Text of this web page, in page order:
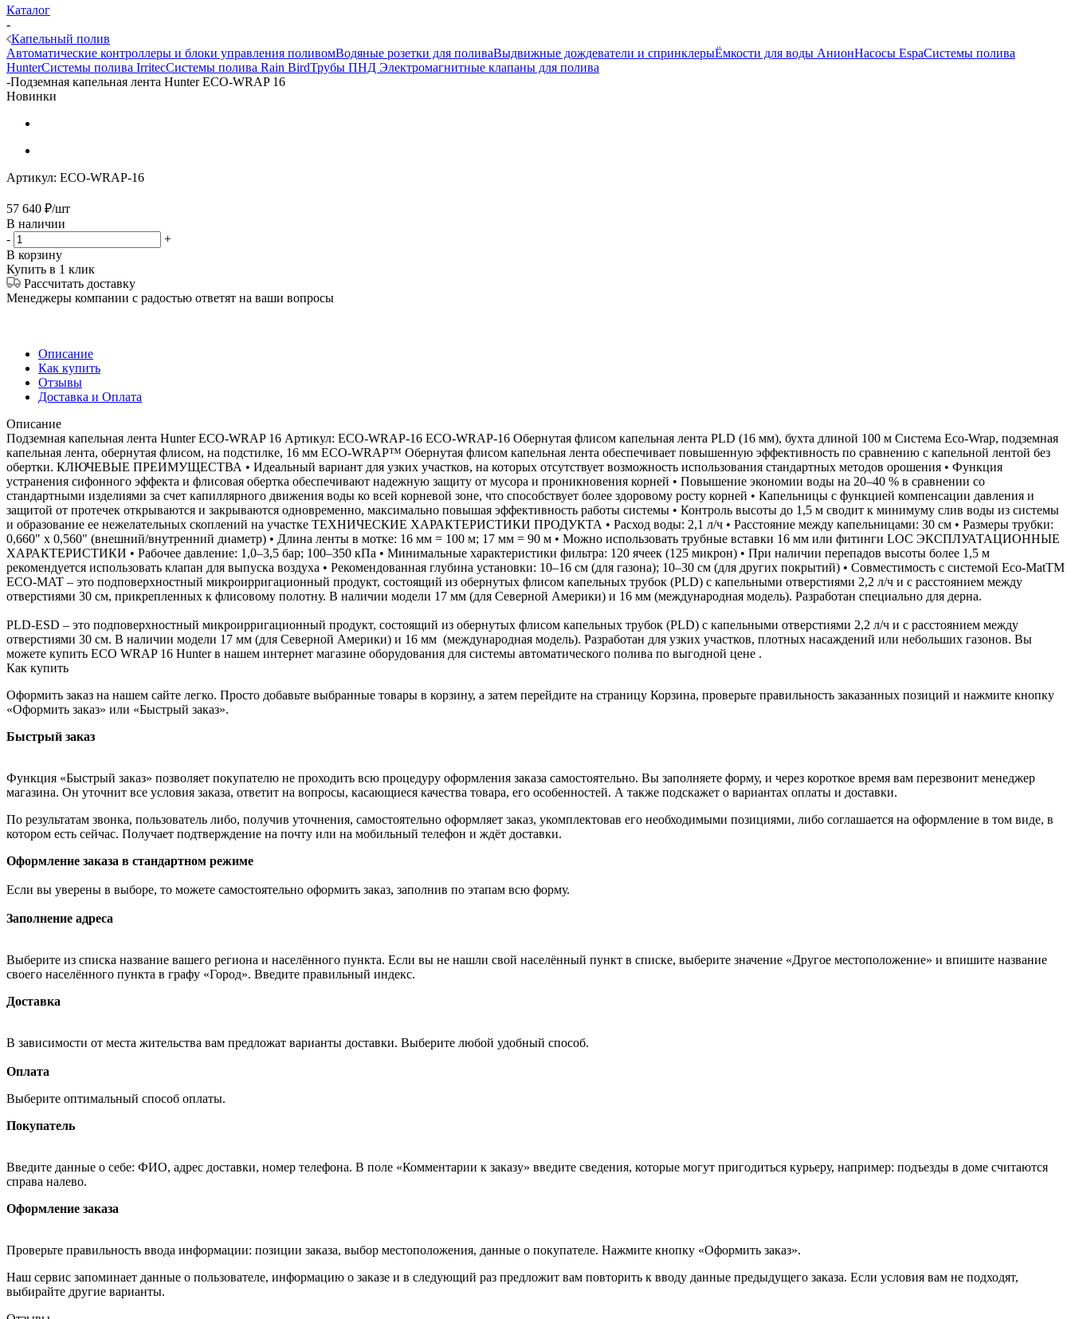
Каталог
-
Капельный полив
Автоматические контроллеры и блоки управления поливомВодяные розетки для поливаВыдвижные дождеватели и спринклерыЁмкости для воды АнионНасосы EspaСистемы полива
HunterСистемы полива IrritecСистемы полива Rain BirdТрубы ПНД Электромагнитные клапаны для полива
-Подземная капельная лента Hunter ECO-WRAP 16
Новинки
Артикул: ECO-WRAP-16
57 640 ₽/шт
В наличии
-
+
В корзину
Купить в 1 клик
Рассчитать доставку
Менеджеры компании с радостью ответят на ваши вопросы
Описание
Как купить
Отзывы
Доставка и Оплата
Описание
Подземная капельная лента Hunter ECO-WRAP 16 Артикул: ECO-WRAP-16 ECO-WRAP-16 Обернутая флисом капельная лента PLD (16 мм), бухта длиной 100 м Система Eco-Wrap, подземная
капельная лента, обернутая флисом, на подстилке, 16 мм ECO-WRAP™ Обернутая флисом капельная лента обеспечивает повышенную эффективность по сравнению с капельной лентой без
обертки. КЛЮЧЕВЫЕ ПРЕИМУЩЕСТВА • Идеальный вариант для узких участков, на которых отсутствует возможность использования стандартных методов орошения • Функция
устранения сифонного эффекта и флисовая обертка обеспечивают надежную защиту от мусора и проникновения корней • Повышение экономии воды на 20–40 % в сравнении со
стандартными изделиями за счет капиллярного движения воды ко всей корневой зоне, что способствует более здоровому росту корней • Капельницы с функцией компенсации давления и
защитой от протечек открываются и закрываются одновременно, максимально повышая эффективность работы системы • Контроль высоты до 1,5 м сводит к минимуму слив воды из системы
и образование ее нежелательных скоплений на участке ТЕХНИЧЕСКИЕ ХАРАКТЕРИСТИКИ ПРОДУКТА • Расход воды: 2,1 л/ч • Расстояние между капельницами: 30 см • Размеры трубки:
0,660" x 0,560" (внешний/внутренний диаметр) • Длина ленты в мотке: 16 мм = 100 м; 17 мм = 90 м • Можно использовать трубные вставки 16 мм или фитинги LOC ЭКСПЛУАТАЦИОННЫЕ
ХАРАКТЕРИСТИКИ • Рабочее давление: 1,0–3,5 бар; 100–350 кПа • Минимальные характеристики фильтра: 120 ячеек (125 микрон) • При наличии перепадов высоты более 1,5 м
рекомендуется использовать клапан для выпуска воздуха • Рекомендованная глубина установки: 10–16 см (для газона); 10–30 см (для других покрытий) • Совместимость с системой Eco-MatTM
ECO-MAT – это подповерхностный микроирригационный продукт, состоящий из обернутых флисом капельных трубок (PLD) с капельными отверстиями 2,2 л/ч и с расстоянием между
отверстиями 30 см, прикрепленных к флисовому полотну. В наличии модели 17 мм (для Северной Америки) и 16 мм (международная модель). Разработан специально для дерна.
PLD-ESD – это подповерхностный микроирригационный продукт, состоящий из обернутых флисом капельных трубок (PLD) с капельными отверстиями 2,2 л/ч и с расстоянием между
отверстиями 30 см. В наличии модели 17 мм (для Северной Америки) и 16 мм (международная модель). Разработан для узких участков, плотных насаждений или небольших газонов. Вы
можете купить ECO WRAP 16 Hunter в нашем интернет магазине оборудования для системы автоматического полива по выгодной цене .
Как купить
Оформить заказ на нашем сайте легко. Просто добавьте выбранные товары в корзину, а затем перейдите на страницу Корзина, проверьте правильность заказанных позиций и нажмите кнопку
«Оформить заказ» или «Быстрый заказ».
Быстрый заказ
Функция «Быстрый заказ» позволяет покупателю не проходить всю процедуру оформления заказа самостоятельно. Вы заполняете форму, и через короткое время вам перезвонит менеджер
магазина. Он уточнит все условия заказа, ответит на вопросы, касающиеся качества товара, его особенностей. А также подскажет о вариантах оплаты и доставки.
По результатам звонка, пользователь либо, получив уточнения, самостоятельно оформляет заказ, укомплектовав его необходимыми позициями, либо соглашается на оформление в том виде, в
котором есть сейчас. Получает подтверждение на почту или на мобильный телефон и ждёт доставки.
Оформление заказа в стандартном режиме
Если вы уверены в выборе, то можете самостоятельно оформить заказ, заполнив по этапам всю форму.
Заполнение адреса
Выберите из списка название вашего региона и населённого пункта. Если вы не нашли свой населённый пункт в списке, выберите значение «Другое местоположение» и впишите название
своего населённого пункта в графу «Город». Введите правильный индекс.
Доставка
В зависимости от места жительства вам предложат варианты доставки. Выберите любой удобный способ.
Оплата
Выберите оптимальный способ оплаты.
Покупатель
Введите данные о себе: ФИО, адрес доставки, номер телефона. В поле «Комментарии к заказу» введите сведения, которые могут пригодиться курьеру, например: подъезды в доме считаются
справа налево.
Оформление заказа
Проверьте правильность ввода информации: позиции заказа, выбор местоположения, данные о покупателе. Нажмите кнопку «Оформить заказ».
Наш сервис запоминает данные о пользователе, информацию о заказе и в следующий раз предложит вам повторить к вводу данные предыдущего заказа. Если условия вам не подходят,
выбирайте другие варианты.